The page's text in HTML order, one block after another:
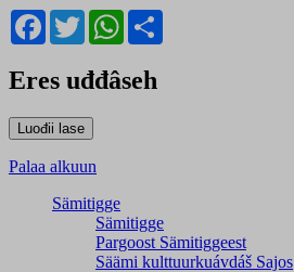
Facebook
TwitterWhatsApp
Eres uđđâseh
Palaa alkuun
Sämitigge
Sämitigge
Pargoost Sämitiggeest
Säämi kulttuurkuávdáš Sajos